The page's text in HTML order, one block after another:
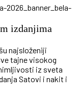
izdanjima
najsloženiji
tajne visokog
iz sveta
Satovi i nakit i